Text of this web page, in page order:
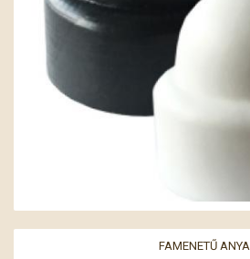
FAMENETŰ ANYA